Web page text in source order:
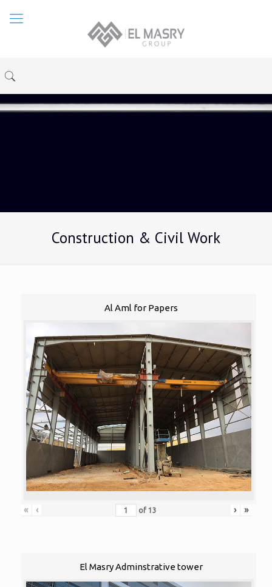
Construction & Civil Work
Al Aml for Papers
« ‹ of 13 › »
El Masry Adminstrative tower